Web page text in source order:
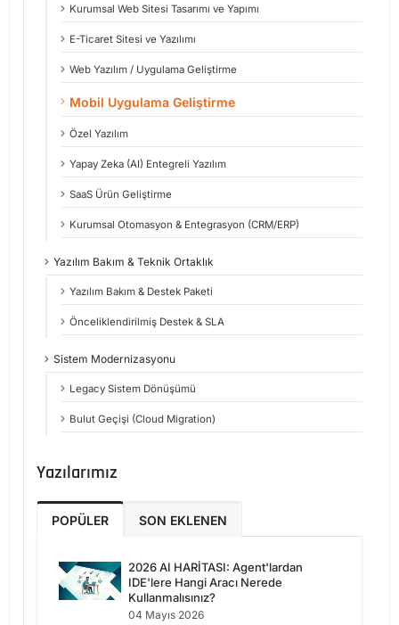
Kurumsal Web Sitesi Tasarımı ve Yapımı
E-Ticaret Sitesi ve Yazılımı
Web Yazılım / Uygulama Geliştirme
Mobil Uygulama Geliştirme
Özel Yazılım
Yapay Zeka (AI) Entegreli Yazılım
SaaS Ürün Geliştirme
Kurumsal Otomasyon & Entegrasyon (CRM/ERP)
Yazılım Bakım & Teknik Ortaklık
Yazılım Bakım & Destek Paketi
Önceliklendirilmiş Destek & SLA
Sistem Modernizasyonu
Legacy Sistem Dönüşümü
Bulut Geçişi (Cloud Migration)
Yazılarımız
POPÜLER SON EKLENEN
2026 AI HARİTASI: Agent'lardan
IDE'lere Hangi Aracı Nerede
Kullanmalısınız?
04 Mayıs 2026